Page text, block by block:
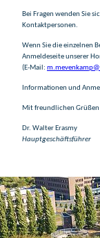
Bei Fragen wenden Sie
Kontaktpersonen.
Wenn Sie die einzelnen
Anmeldeseite unserer
(E-Mail:
Informationen und
Mit freundlichen Grüßen
Dr. Walter Erasmy
Hauptgeschäftsführer